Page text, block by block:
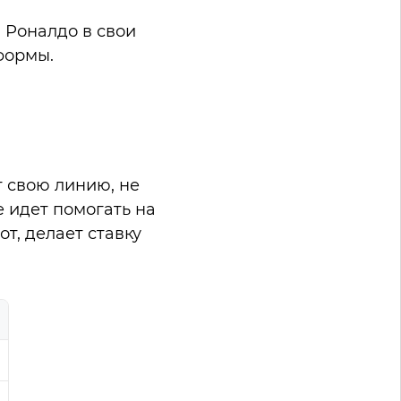
Роналдо в свои
свою линию, не
идет помогать на
делает ставку